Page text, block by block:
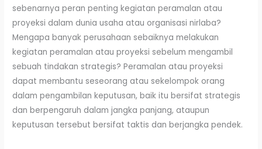
sebenarnya peran penting kegiatan peramalan atau
proyeksi dalam dunia usaha atau organisasi nirlaba?
Mengapa banyak perusahaan sebaiknya melakukan
kegiatan peramalan atau proyeksi sebelum mengambil
sebuah tindakan strategis? Peramalan atau proyeksi
dapat membantu seseorang atau sekelompok orang
dalam pengambilan keputusan, baik itu bersifat strategis
dan berpengaruh dalam jangka panjang, ataupun
keputusan tersebut bersifat taktis dan berjangka pendek.